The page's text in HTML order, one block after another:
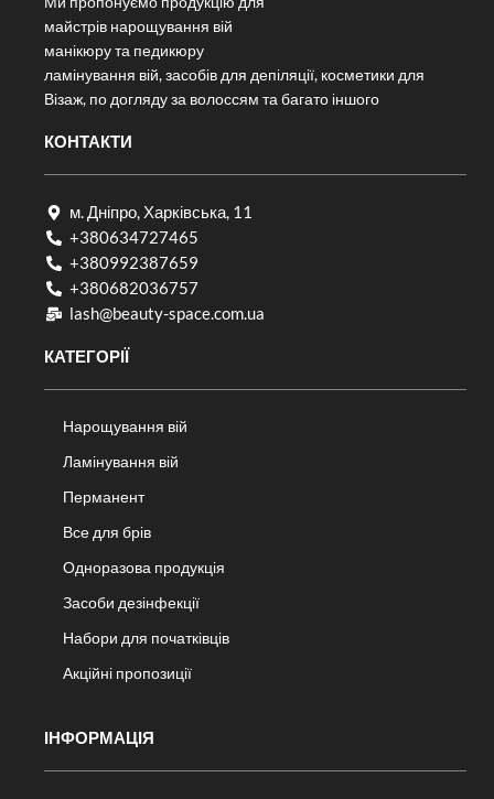
майстрів нарощування вій
манікюру та педикюру
ламінування вій, засобів для депіляції, косметики для
Візаж, по догляду за волоссям та багато іншого
КОНТАКТИ
м. Дніпро, Харківська, 11
+380634727465
+380992387659
+380682036757​
lash@beauty-space.com.ua
КАТЕГОРІЇ
Нарощування вій
Ламінування вій
Перманент
Все для брів
Одноразова продукція
Засоби дезінфекції
Набори для початківців
Акційні пропозиції
ІНФОРМАЦІЯ